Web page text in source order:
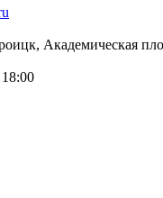
Академическая